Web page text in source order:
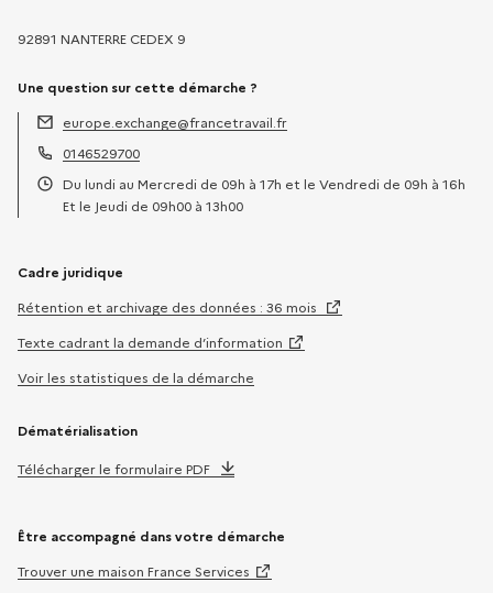
92891 NANTERRE CEDEX 9
Une question sur cette démarche ?
Adresse électronique :
europe.exchange@francetravail.fr
Téléphone :
0146529700
Horaires :
Du lundi au Mercredi de 09h à 17h et le Vendredi de 09h à 16h
Et le Jeudi de 09h00 à 13h00
Cadre juridique
Rétention et archivage des données : 36 mois
Texte cadrant la demande d’information
Voir les statistiques de la démarche
Dématérialisation
Télécharger le formulaire PDF
Être accompagné dans votre démarche
Trouver une maison France Services